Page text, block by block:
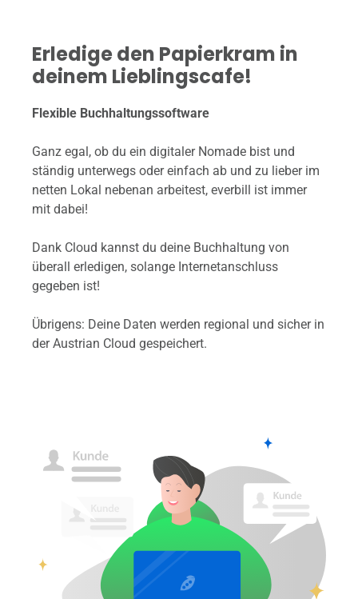
Erledige den Papierkram in
deinem Lieblingscafe!
Flexible Buchhaltungssoftware
Ganz egal, ob du ein digitaler Nomade bist und
ständig unterwegs oder einfach ab und zu lieber im
netten Lokal nebenan arbeitest, everbill ist immer
mit dabei!
Dank Cloud kannst du deine Buchhaltung von
überall erledigen, solange Internetanschluss
gegeben ist!
Übrigens: Deine Daten werden regional und sicher in
der Austrian Cloud gespeichert.